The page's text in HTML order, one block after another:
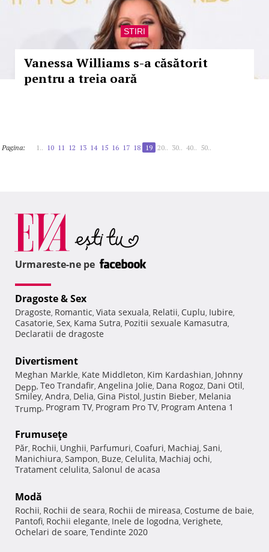
STIRI
Vanessa Williams s-a căsătorit
pentru a treia oară
Pagina: 1.. 10 11 12 13 14 15 16 17 18 19 20.. 30.. 40.. 50..
Urmareste-ne pe
Dragoste & Sex
Dragoste, Romantic, Viata sexuala, Relatii, Cuplu, Iubire,
Casatorie, Sex, Kama Sutra, Pozitii sexuale Kamasutra,
Declaratii de dragoste
Divertisment
Meghan Markle, Kate Middleton, Kim Kardashian, Johnny
Depp, Teo Trandafir, Angelina Jolie, Dana Rogoz, Dani Otil,
Smiley, Andra, Delia, Gina Pistol, Justin Bieber, Melania
Trump, Program TV, Program Pro TV, Program Antena 1
Frumuseţe
Păr, Rochii, Unghii, Parfumuri, Coafuri, Machiaj, Sani,
Manichiura, Sampon, Buze, Celulita, Machiaj ochi,
Tratament celulita, Salonul de acasa
Modă
Rochii, Rochii de seara, Rochii de mireasa, Costume de baie,
Pantofi, Rochii elegante, Inele de logodna, Verighete,
Ochelari de soare, Tendinte 2020